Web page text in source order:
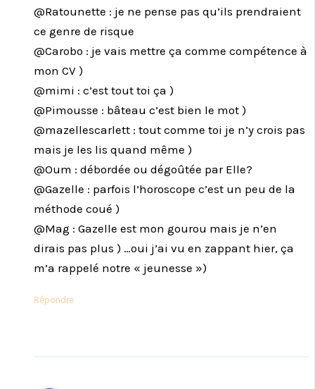
@Ratounette : je ne pense pas qu’ils prendraient
ce genre de risque
@Carobo : je vais mettre ça comme compétence à
mon CV )
@mimi : c’est tout toi ça )
@Pimousse : bâteau c’est bien le mot )
@mazellescarlett : tout comme toi je n’y crois pas
mais je les lis quand même )
@Oum : débordée ou dégoûtée par Elle?
@Gazelle : parfois l’horoscope c’est un peu de la
méthode coué )
@Mag : Gazelle est mon gourou mais je n’en
dirais pas plus ) …oui j’ai vu en zappant hier, ça
m’a rappelé notre « jeunesse »)
Répondre